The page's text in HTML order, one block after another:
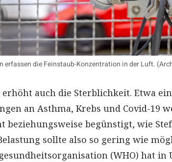
erfassen die Feinstaub-Konzentration in der Luft.
erhöht auch die Sterblichkeit. Etwa
an Asthma, Krebs und Covid-19
beziehungsweise begünstigt, wie
sollte also so gering wie
(WHO) hat in